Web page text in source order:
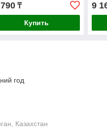
₸
Купить
9
год
Казахстан